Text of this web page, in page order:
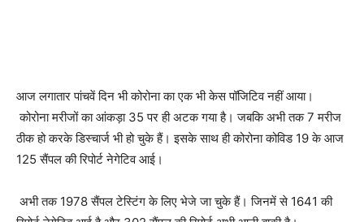
आज लगातार पांचवें दिन भी कोरोना का एक भी केस पॉजिटिव नहीं आया।
कोरोना मरीजों का आंकड़ा 35 पर ही अटक गया है। जबकि अभी तक 7 मरीज
ठीक हो करके डिस्चार्ज भी हो चुके हैं। इसके साथ ही कोरोना कोविड 19 के आज
125 सैंपल की रिपोर्ट नेगेटिव आई।
अभी तक 1978 सैंपल टेस्टिंग के लिए भेजे जा चुके हैं। जिनमें से 1641 की